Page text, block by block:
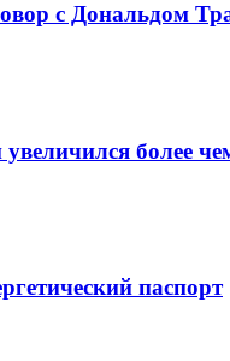
с Дональдом
более
паспорт